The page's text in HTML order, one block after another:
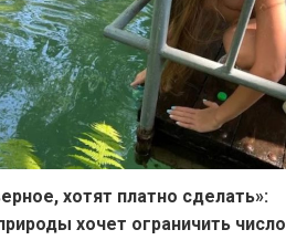
хотят платно сделать»:
хочет ограничить число